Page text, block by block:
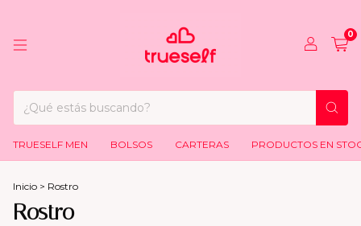
0
TRUESELF MEN BOLSOS CARTERAS PRODUCTOS EN
Inicio > Rostro
Rostro